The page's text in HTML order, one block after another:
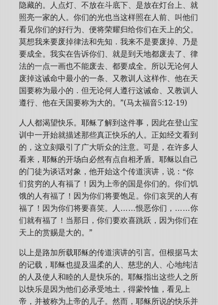
隐藏的。人点灯、不放在斗底下、是放在灯台上、就
照亮一家的人。你们的光也当这样照在人前、叫他们
看见你们的好行为、便将荣耀归给你们在天上的父。
莫想我来要废掉律法和先知．我来不是要废掉、乃是
要成全。我实在告诉你们、就是到天地都废去了、律
法的一点一画也不能废去、都要成全。所以无论何人
废掉这诫命中最小的一条、又教训人这样作、他在天
国要称为最小的．但无论何人遵行这诫命、又教训人
遵行、他在天国要称为大的。”(马太福音5:12-19)
人人都渴望快乐。耶稣了解到这件事，因此在登山宝
训中一开始就描述那些真正快乐的人。正如经文看到
的，这立刻吸引了广大听众的注意。可是，在许多人
看来，耶稣的开场白必然有点自相矛盾。耶稣以自己
的门徒为谈话对象，他开始这个传道演讲，说：“你
们贫穷的人有福了！因为上帝的国是你们的。你们饥
饿的人有福了！因为你们将要饱足。你们哀哭的人有
福了！因为你们将要喜笑。人……恨恶你们，……你
们就有福了！当那日，你们要欢喜跳跃，因为你们在
天上的赏赐是大的。”
以上是路加所载耶稣的传道演讲的引言。但根据马太
的记载，耶稣也提及温柔的人、慈悲的人、心地纯洁
的人及使人和睦的人是快乐的。耶稣指出这些人之所
以快乐是因为他们必承受地土，得蒙怜恤，看见上
帝，并被称为上帝的儿子。然而，耶稣所说的快乐并